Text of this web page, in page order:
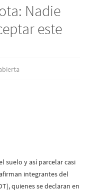
Nadie
este
suelo y así parcelar casi
integrantes del
quienes se declaran en